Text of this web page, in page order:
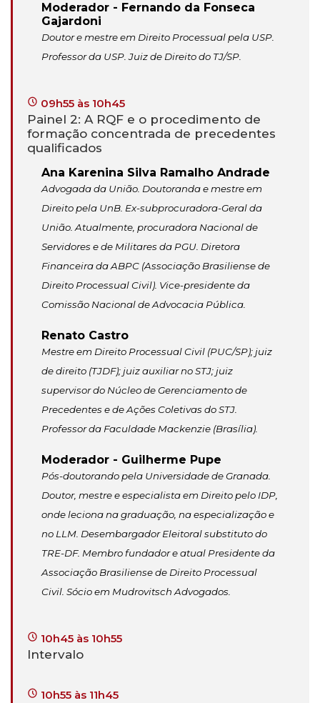
Moderador - Fernando da Fonseca
Gajardoni
Doutor e mestre em Direito Processual pela USP.
Professor da USP. Juiz de Direito do TJ/SP.
09h55 às 10h45
Painel 2: A RQF e o procedimento de
formação concentrada de precedentes
qualificados
Ana Karenina Silva Ramalho Andrade
Advogada da União. Doutoranda e mestre em
Direito pela UnB. Ex-subprocuradora-Geral da
União. Atualmente, procuradora Nacional de
Servidores e de Militares da PGU. Diretora
Financeira da ABPC (Associação Brasiliense de
Direito Processual Civil). Vice-presidente da
Comissão Nacional de Advocacia Pública.
Renato Castro
Mestre em Direito Processual Civil (PUC/SP); juiz
de direito (TJDF); juiz auxiliar no STJ; juiz
supervisor do Núcleo de Gerenciamento de
Precedentes e de Ações Coletivas do STJ.
Professor da Faculdade Mackenzie (Brasília).
Moderador - Guilherme Pupe
Pós-doutorando pela Universidade de Granada.
Doutor, mestre e especialista em Direito pelo IDP,
onde leciona na graduação, na especialização e
no LLM. Desembargador Eleitoral substituto do
TRE-DF. Membro fundador e atual Presidente da
Associação Brasiliense de Direito Processual
Civil. Sócio em Mudrovitsch Advogados.
10h45 às 10h55
Intervalo
10h55 às 11h45